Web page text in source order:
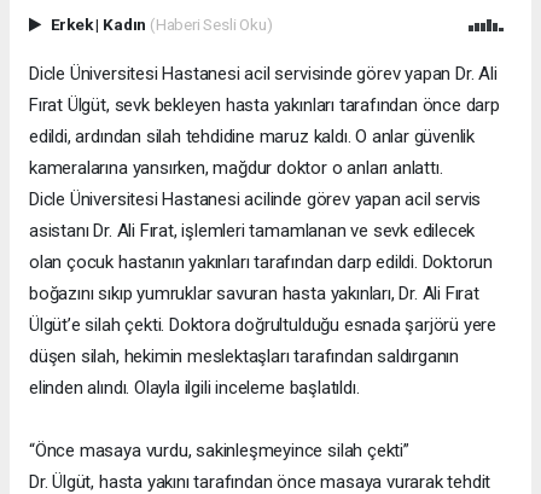
Erkek| Kadın (Haberi Sesli Oku)
Dicle Üniversitesi Hastanesi acil servisinde görev yapan Dr. Ali
Fırat Ülgüt, sevk bekleyen hasta yakınları tarafından önce darp
edildi, ardından silah tehdidine maruz kaldı. O anlar güvenlik
kameralarına yansırken, mağdur doktor o anları anlattı.
Dicle Üniversitesi Hastanesi acilinde görev yapan acil servis
asistanı Dr. Ali Fırat, işlemleri tamamlanan ve sevk edilecek
olan çocuk hastanın yakınları tarafından darp edildi. Doktorun
boğazını sıkıp yumruklar savuran hasta yakınları, Dr. Ali Fırat
Ülgüt’e silah çekti. Doktora doğrultulduğu esnada şarjörü yere
düşen silah, hekimin meslektaşları tarafından saldırganın
elinden alındı. Olayla ilgili inceleme başlatıldı.
“Önce masaya vurdu, sakinleşmeyince silah çekti”
Dr. Ülgüt, hasta yakını tarafından önce masaya vurarak tehdit